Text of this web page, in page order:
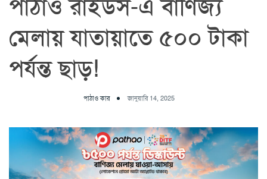
পাঠাও রাইডস-এ বাণিজ্য
মেলায় যাতায়াতে ৫০০ টাকা
পর্যন্ত ছাড়!
পাঠাও কার জানুয়ারি 14, 2025